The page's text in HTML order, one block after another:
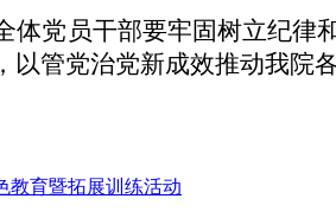
体党员干部要牢固树立纪律
以管党治党新成效推动我院
教育暨拓展训练活动